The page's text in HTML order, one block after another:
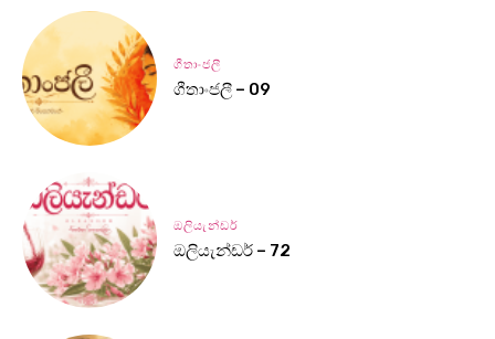
ගීතාංජලී
ගීතාංජලී – 09
ඔලියැන්ඩර්
ඔලියැන්ඩර් – 72